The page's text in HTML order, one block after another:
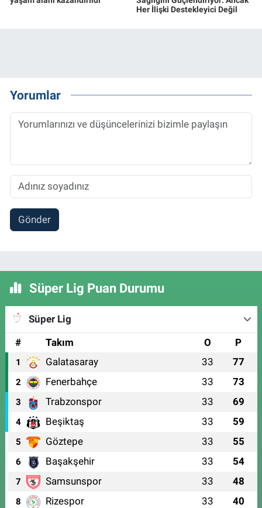
Her İlişki Destekleyici Değil
Yorumlar
Gönder
Süper Lig Puan Durumu
Süper Lig
#
Takım O P
1 Galatasaray 33 77
2 Fenerbahçe 33 73
3 Trabzonspor 33 69
4 Beşiktaş 33 59
5 Göztepe 33 55
6 Başakşehir 33 54
7 Samsunspor 33 48
8 Rizespor 33 40